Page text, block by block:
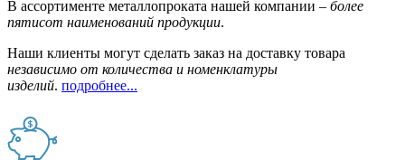
В ассортименте металлопроката нашей компании – более
пятисот наименований продукции.
Наши клиенты могут сделать заказ на доставку товара
независимо от количества и номенклатуры
изделий. подробнее...